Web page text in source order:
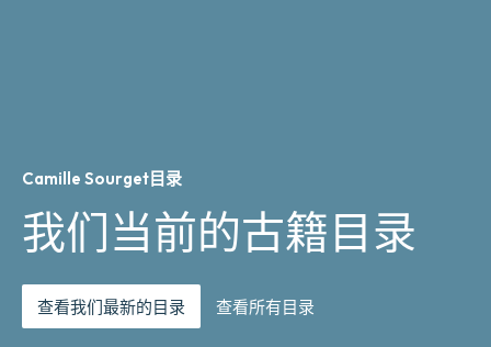
Camille Sourget目录
我们当前的古籍目录
查看我们最新的目录 查看所有目录